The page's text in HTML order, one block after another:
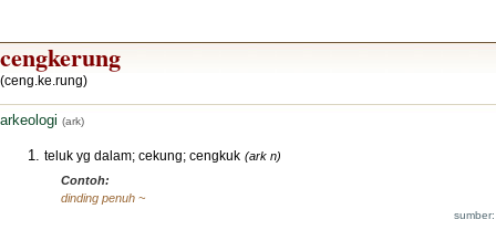
cengkerung
(ceng.ke.rung)
arkeologi (ark)
teluk yg dalam; cekung; cengkuk (ark n)
Contoh:
dinding penuh ~